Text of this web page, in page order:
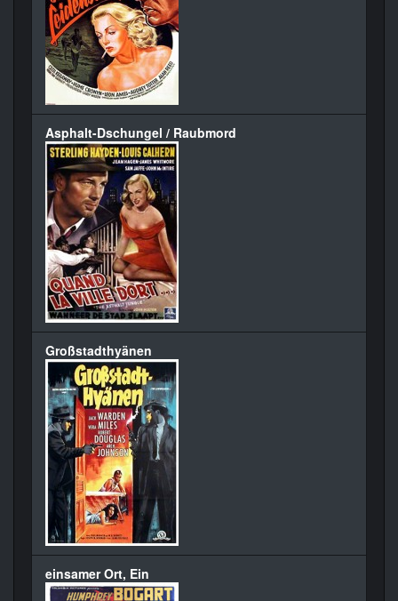
Asphalt-Dschungel / Raubmord
Großstadthyänen
einsamer Ort, Ein